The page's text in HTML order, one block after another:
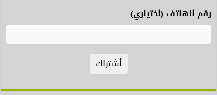
رقم الهاتف (اختياري)
أشتراك